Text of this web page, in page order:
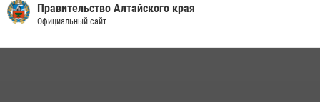
Правительство Алтайского края
Официальный сайт